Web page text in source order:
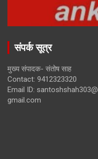
संपर्क सूत्र
मुख्य संपादक- संतोष साह
Contact: 9412323320
Email ID: santoshshah303@
gmail.com